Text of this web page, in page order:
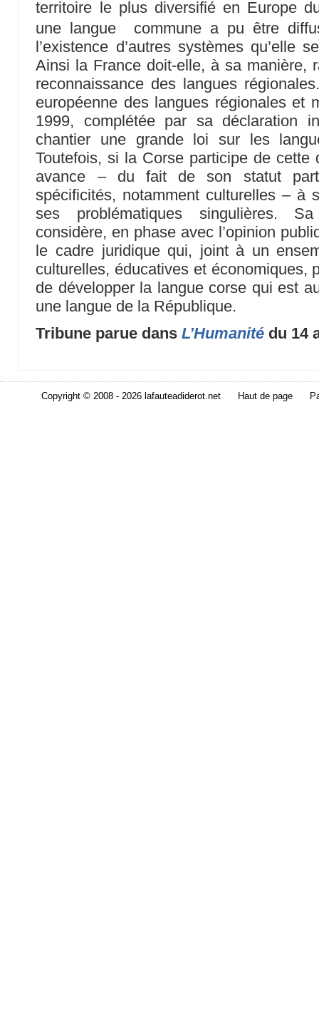
territoire le plus diversifié en Europe
une langue commune a pu être
l’existence d’autres systèmes qu’elle
Ainsi la France doit-elle, à sa manière,
reconnaissance des langues
européenne des langues régionales et
1999, complétée par sa déclaration
chantier une grande loi sur les
Toutefois, si la Corse participe de cette
avance – du fait de son statut
spécificités, notamment culturelles – à
ses problématiques singulières.
considère, en phase avec l’opinion
le cadre juridique qui, joint à un
culturelles, éducatives et économiques,
de développer la langue corse qui est
une langue de la République.
Tribune parue dansL’Humanité du 14
Copyright © 2008 - 2026 lafauteadiderot.net Haut de page